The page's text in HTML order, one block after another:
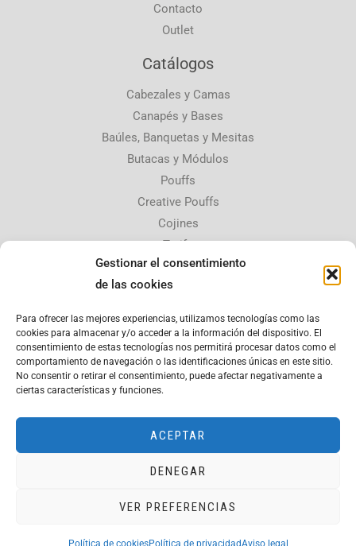
Gestionar el consentimiento
de las cookies
Para ofrecer las mejores experiencias, utilizamos tecnologías como las
cookies para almacenar y/o acceder a la información del dispositivo. El
consentimiento de estas tecnologías nos permitirá procesar datos como el
comportamiento de navegación o las identificaciones únicas en este sitio.
No consentir o retirar el consentimiento, puede afectar negativamente a
ciertas características y funciones.
ACEPTAR
DENEGAR
VER PREFERENCIAS
Política de cookiesPolítica de privacidadAviso legal
Contacto
Outlet
Catálogos
Cabezales y Camas
Canapés y Bases
Baúles, Banquetas y Mesitas
Butacas y Módulos
Pouffs
Creative Pouffs
Cojines
Tarifa
Contacta con nosotros
copatana@hotmail.es
675 084 926
Aviso legal